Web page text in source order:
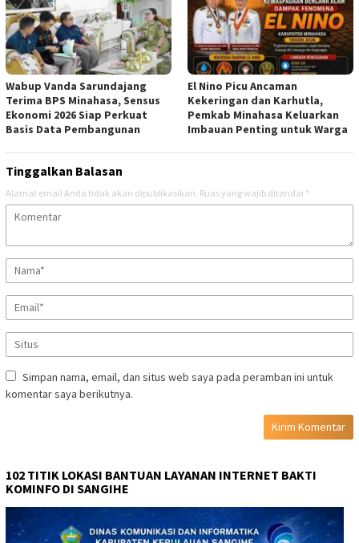
Wabup Vanda Sarundajang
Terima BPS Minahasa, Sensus
Ekonomi 2026 Siap Perkuat
Basis Data Pembangunan
El Nino Picu Ancaman
Kekeringan dan Karhutla,
Pemkab Minahasa Keluarkan
Imbauan Penting untuk Warga
Tinggalkan Balasan
Alamat email Anda tidak akan dipublikasikan. Ruas yang wajib ditandai *
Simpan nama, email, dan situs web saya pada peramban ini untuk
komentar saya berikutnya.
102 TITIK LOKASI BANTUAN LAYANAN INTERNET BAKTI
KOMINFO DI SANGIHE